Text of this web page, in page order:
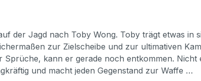
der Jagd nach Toby Wong. Toby trägt etwas
zur Zielscheibe und zur ultimativen
Sprüche, kann er gerade noch entkommen.
und macht jeden Gegenstand zur Waffe …